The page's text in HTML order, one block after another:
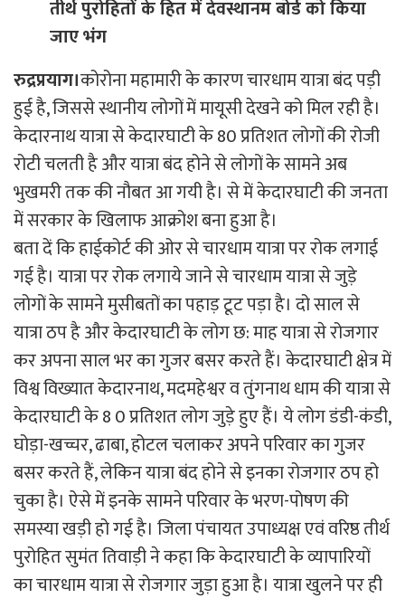
तीर्थ पुरोहितों के हित में देवस्थानम बोर्ड को किया
जाए भंग
रुद्रप्रयाग।कोरोना महामारी के कारण चारधाम यात्रा बंद पड़ी
हुई है, जिससे स्थानीय लोगों में मायूसी देखने को मिल रही है।
केदारनाथ यात्रा से केदारघाटी के 80 प्रतिशत लोगों की रोजी
रोटी चलती है और यात्रा बंद होने से लोगों के सामने अब
भुखमरी तक की नौबत आ गयी है। से में केदारघाटी की जनता
में सरकार के खिलाफ आक्रोश बना हुआ है।
बता दें कि हाईकोर्ट की ओर से चारधाम यात्रा पर रोक लगाई
गई है। यात्रा पर रोक लगाये जाने से चारधाम यात्रा से जुड़े
लोगों के सामने मुसीबतों का पहाड़ टूट पड़ा है। दो साल से
यात्रा ठप है और केदारघाटी के लोग छ: माह यात्रा से रोजगार
कर अपना साल भर का गुजर बसर करते हैं। केदारघाटी क्षेत्र में
विश्व विख्यात केदारनाथ, मदमहेश्वर व तुंगनाथ धाम की यात्रा से
केदारघाटी के 8 0 प्रतिशत लोग जुड़े हुए हैं। ये लोग डंडी-कंडी,
घोड़ा-खच्चर, ढाबा, होटल चलाकर अपने परिवार का गुजर
बसर करते हैं, लेकिन यात्रा बंद होने से इनका रोजगार ठप हो
चुका है। ऐसे में इनके सामने परिवार के भरण-पोषण की
समस्या खड़ी हो गई है। जिला पंचायत उपाध्यक्ष एवं वरिष्ठ तीर्थ
पुरोहित सुमंत तिवाड़ी ने कहा कि केदारघाटी के व्यापारियों
का चारधाम यात्रा से रोजगार जुड़ा हुआ है। यात्रा खुलने पर ही